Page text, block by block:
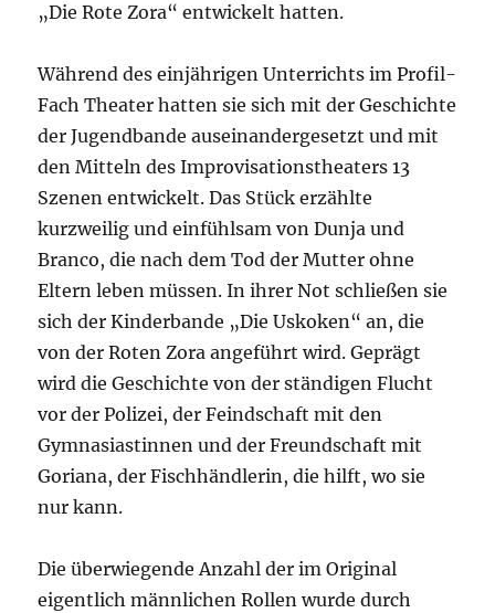
„Die Rote Zora“ entwickelt hatten.
Während des einjährigen Unterrichts im Profil-
Fach Theater hatten sie sich mit der Geschichte
der Jugendbande auseinandergesetzt und mit
den Mitteln des Improvisationstheaters 13
Szenen entwickelt. Das Stück erzählte
kurzweilig und einfühlsam von Dunja und
Branco, die nach dem Tod der Mutter ohne
Eltern leben müssen. In ihrer Not schließen sie
sich der Kinderbande „Die Uskoken“ an, die
von der Roten Zora angeführt wird. Geprägt
wird die Geschichte von der ständigen Flucht
vor der Polizei, der Feindschaft mit den
Gymnasiastinnen und der Freundschaft mit
Goriana, der Fischhändlerin, die hilft, wo sie
nur kann.
Die überwiegende Anzahl der im Original
eigentlich männlichen Rollen wurde durch